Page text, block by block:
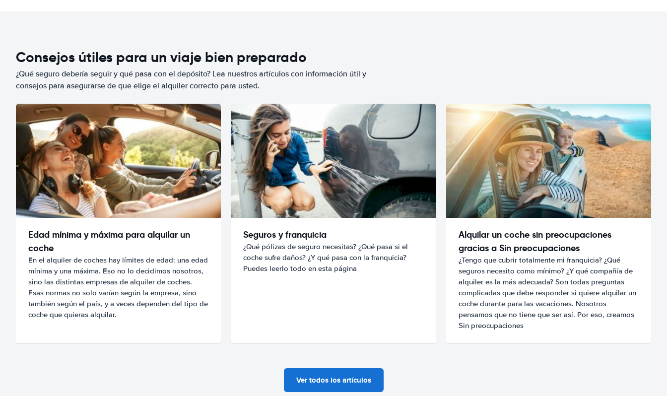
Consejos útiles para un viaje bien preparado
¿Qué seguro debería seguir y qué pasa con el depósito? Lea nuestros artículos con información útil y
consejos para asegurarse de que elige el alquiler correcto para usted.
Edad mínima y máxima para alquilar un
coche
En el alquiler de coches hay límites de edad: una edad
mínima y una máxima. Eso no lo decidimos nosotros,
sino las distintas empresas de alquiler de coches.
Esas normas no solo varían según la empresa, sino
también según el país, y a veces dependen del tipo de
coche que quieras alquilar.
Seguros y franquicia
¿Qué pólizas de seguro necesitas? ¿Qué pasa si el
coche sufre daños? ¿Y qué pasa con la franquicia?
Puedes leerlo todo en esta página
Alquilar un coche sin preocupaciones
gracias a Sin preocupaciones
¿Tengo que cubrir totalmente mi franquicia? ¿Qué
seguros necesito como mínimo? ¿Y qué compañía de
alquiler es la más adecuada? Son todas preguntas
complicadas que debe responder si quiere alquilar un
coche durante para las vacaciones. Nosotros
pensamos que no tiene que ser así. Por eso, creamos
Sin preocupaciones
Ver todos los artículos